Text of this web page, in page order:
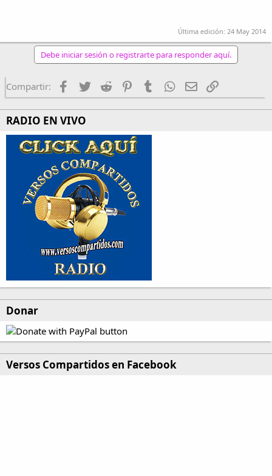
Última edición: 24 May 2014
Debe iniciar sesión o registrarte para responder aquí.
Compartir: Facebook
TwitterReddit PinterestTumblrWhatsApp
EmailEnlace
RADIO EN VIVO
Donar
Versos Compartidos en Facebook